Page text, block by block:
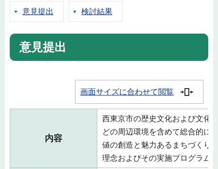
意見提出 検討結果
意見提出
画面サイズに合わせて閲覧
内容
西東京市の歴史文化および文化
どの周辺環境を含めて総合的に
値の創造と魅力あるまちづくり
理念およびその実施プログラム